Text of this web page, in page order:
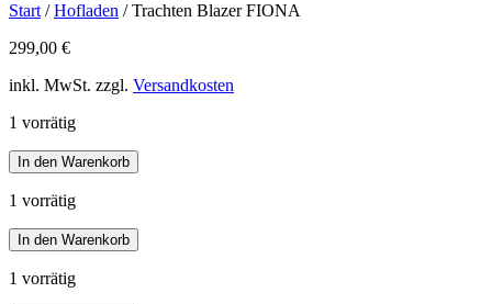
Start /Hofladen / Trachten Blazer FIONA
299,00 €
inkl. MwSt. zzgl. Versandkosten
1 vorrätig
Trachten
Blazer
FIONA
In den Warenkorb
1 vorrätig
Trachten
Blazer
FIONA
In den Warenkorb
1 vorrätig